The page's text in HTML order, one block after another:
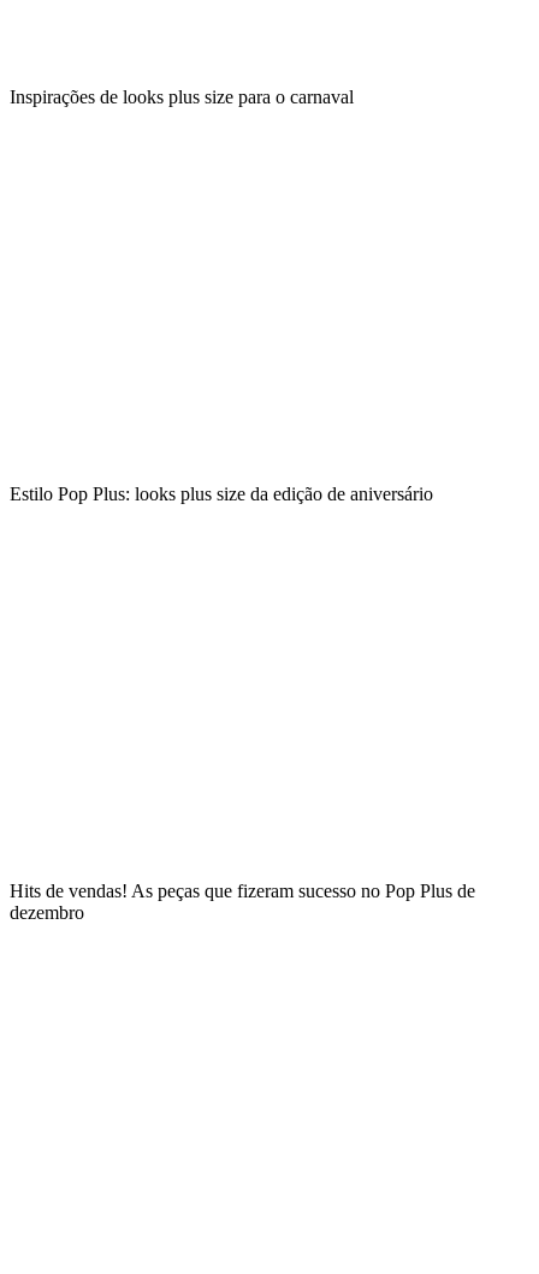
Inspirações de looks plus size para o carnaval
Estilo Pop Plus: looks plus size da edição de aniversário
Hits de vendas! As peças que fizeram sucesso no Pop Plus de
dezembro